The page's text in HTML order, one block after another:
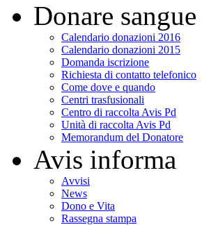
Donare sangue
Calendario donazioni 2016
Calendario donazioni 2015
Domanda iscrizione
Richiesta di contatto telefonico
Come dove e quando
Centri trasfusionali
Centro di raccolta Avis Pd
Unità di raccolta Avis Pd
Memorandum del Donatore
Avis informa
Avvisi
News
Dono e Vita
Rassegna stampa